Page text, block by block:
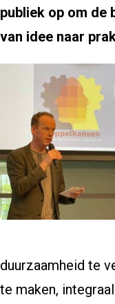
publiek op om de
van idee naar
duurzaamheid te
te maken,